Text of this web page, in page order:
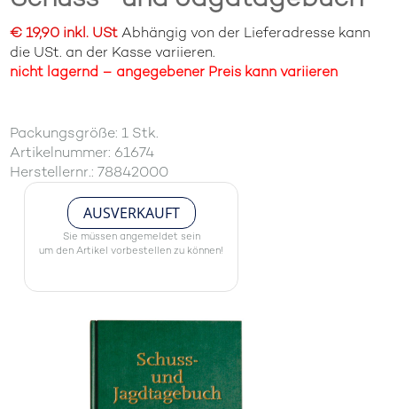
€ 19,90 inkl. UStAbhängig von der Lieferadresse kann
die USt. an der Kasse variieren.
nicht lagernd – angegebener Preis kann variieren
Packungsgröße: 1 Stk.
Artikelnummer: 61674
Herstellernr.: 78842000
AUSVERKAUFT
Sie müssen angemeldet sein
um den Artikel vorbestellen zu können!